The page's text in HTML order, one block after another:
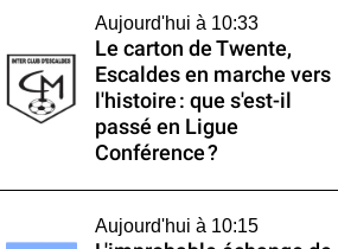
Aujourd'hui à 10:33
Le carton de Twente,
Escaldes en marche vers
l'histoire : que s'est-il
passé en Ligue
Conférence ?
Aujourd'hui à 10:15